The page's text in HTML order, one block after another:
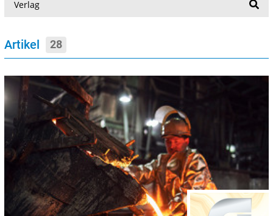
Artikel 28